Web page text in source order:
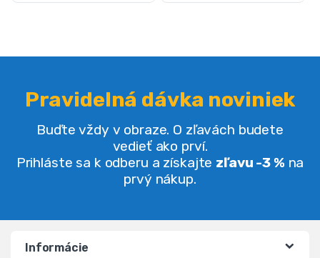
Pravidelná dávka noviniek
Buďte vždy v obraze. O zľavách budete
vedieť ako prví.
Prihláste sa k odberu a získajte zľavu -3 % na
prvý nákup.
Informácie